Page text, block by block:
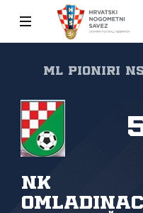
Ml Pioniri
NK
Omladinac